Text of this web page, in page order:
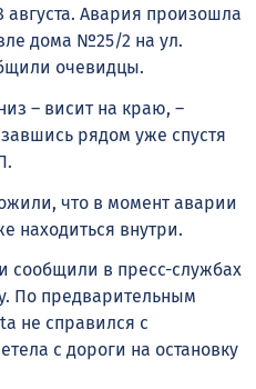
Авария произошла
дома №25/2 на ул.
очевидцы.
– висит на краю, –
рядом уже спустя
что в момент аварии
находиться внутри.
сообщили в пресс-службах
По предварительным
не справился с
с дороги на остановку